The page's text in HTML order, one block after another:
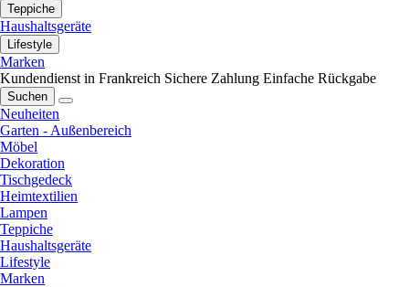
Teppiche
Haushaltsgeräte
Lifestyle
Marken
Kundendienst in Frankreich Sichere Zahlung Einfache Rückgabe
Suchen
Neuheiten
Garten - Außenbereich
Möbel
Dekoration
Tischgedeck
Heimtextilien
Lampen
Teppiche
Haushaltsgeräte
Lifestyle
Marken